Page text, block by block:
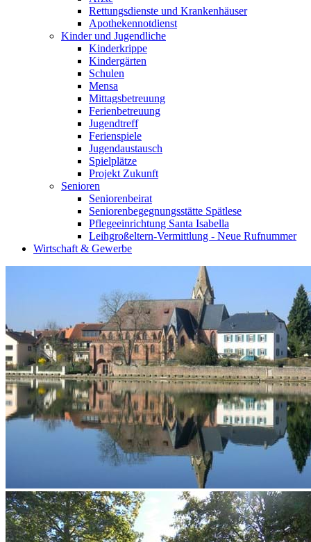
Rettungsdienste und Krankenhäuser
Apothekennotdienst
Kinder und Jugendliche
Kinderkrippe
Kindergärten
Schulen
Mensa
Mittagsbetreuung
Ferienbetreuung
Jugendtreff
Ferienspiele
Jugendaustausch
Spielplätze
Projekt Zukunft
Senioren
Seniorenbeirat
Seniorenbegegnungsstätte Spätlese
Pflegeeinrichtung Santa Isabella
Leihgroßeltern-Vermittlung - Neue Rufnummer
Wirtschaft & Gewerbe